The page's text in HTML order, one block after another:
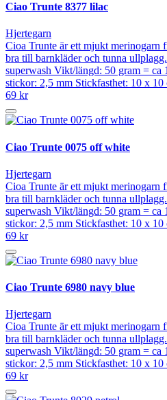
Ciao Trunte 8377 lilac
Hjertegarn
Cioa Trunte är ett mjukt merinogarn
bra till barnkläder och tunna
superwash Vikt/längd: 50 gram = ca
stickor: 2,5 mm Stickfasthet: 10 x
69 kr
Ciao Trunte 0075 off white
Hjertegarn
Cioa Trunte är ett mjukt merinogarn
bra till barnkläder och tunna
superwash Vikt/längd: 50 gram = ca
stickor: 2,5 mm Stickfasthet: 10 x
69 kr
Ciao Trunte 6980 navy blue
Hjertegarn
Cioa Trunte är ett mjukt merinogarn
bra till barnkläder och tunna
superwash Vikt/längd: 50 gram = ca
stickor: 2,5 mm Stickfasthet: 10 x
69 kr